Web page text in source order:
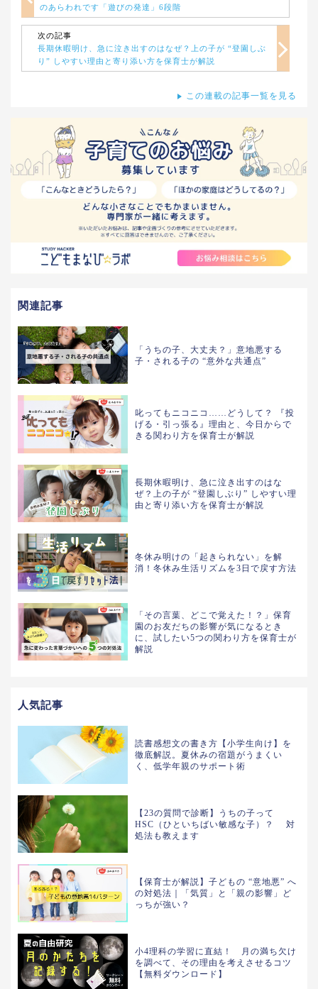
のあらわれです「遊びの発達」6段階
次の記事
長期休暇明け、急に泣き出すのはなぜ？上の子が “登園しぶ
り” しやすい理由と寄り添い方を保育士が解説
この連載の記事一覧を見る
関連記事
「うちの子、大丈夫？」意地悪する
子・される子の “意外な共通点”
叱ってもニコニコ……どうして？ 『投
げる・引っ張る』理由と、今日からで
きる関わり方を保育士が解説
長期休暇明け、急に泣き出すのはな
ぜ？上の子が “登園しぶり” しやすい理
由と寄り添い方を保育士が解説
冬休み明けの「起きられない」を解
消！冬休み生活リズムを3日で戻す方法
「その言葉、どこで覚えた！？」保育
園のお友だちの影響が気になるとき
に、試したい5つの関わり方を保育士が
解説
人気記事
読書感想文の書き方【小学生向け】を
徹底解説。夏休みの宿題がうまくい
く、低学年親のサポート術
【23の質問で診断】うちの子って
HSC（ひといちばい敏感な子）？ 対
処法も教えます
【保育士が解説】子どもの “意地悪” へ
の対処法｜「気質」と「親の影響」ど
っちが強い？
小4理科の学習に直結！ 月の満ち欠け
を調べて、その理由を考えさせるコツ
【無料ダウンロード】